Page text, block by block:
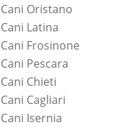
Oristano
Latina
Frosinone
Pescara
Chieti
Cagliari
Isernia